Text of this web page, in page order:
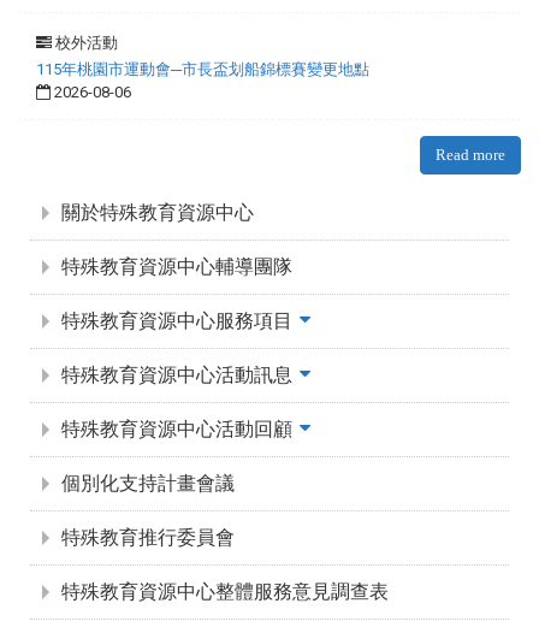
校外活動
115年桃園市運動會─市長盃划船錦標賽變更地點
2026-08-06
Read more
關於特殊教育資源中心
特殊教育資源中心輔導團隊
特殊教育資源中心服務項目
特殊教育資源中心活動訊息
特殊教育資源中心活動回顧
個別化支持計畫會議
特殊教育推行委員會
特殊教育資源中心整體服務意見調查表